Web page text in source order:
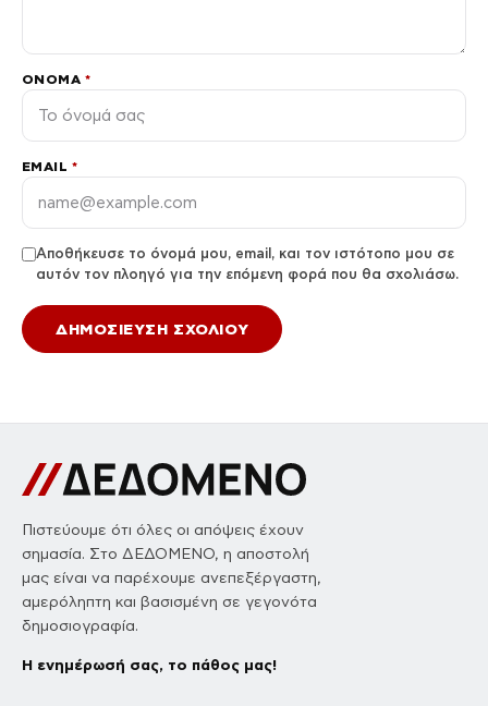
ΌΝΟΜΑ *
EMAIL *
Αποθήκευσε το όνομά μου, email, και τον ιστότοπο μου σε
αυτόν τον πλοηγό για την επόμενη φορά που θα σχολιάσω.
Πιστεύουμε ότι όλες οι απόψεις έχουν
σημασία. Στο ΔΕΔΟΜΕΝΟ, η αποστολή
μας είναι να παρέχουμε ανεπεξέργαστη,
αμερόληπτη και βασισμένη σε γεγονότα
δημοσιογραφία.
Η ενημέρωσή σας, το πάθος μας!